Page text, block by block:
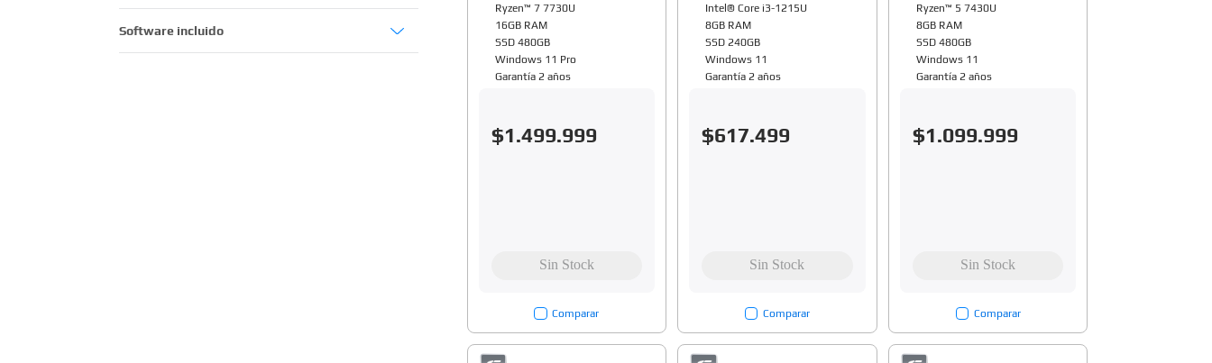
480GB
Windows 11
Windows 11 Home
Software incluido
Ryzen™ 7 7730U
16GB RAM
SSD 480GB
Windows 11 Pro
Garantía 2 años
$1.499.999
Comparar
Intel® Core i3-1215U
8GB RAM
SSD 240GB
Windows 11
Garantía 2 años
$617.499
Comparar
Ryzen™ 5 7430U
8GB RAM
SSD 480GB
Windows 11
Garantía 2 años
$1.099.999
Comparar